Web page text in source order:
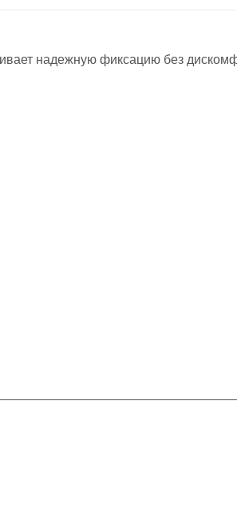
надежную фиксацию без